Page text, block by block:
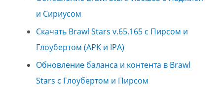
и Сириусом
Скачать Brawl Stars v.65.165 с Пирсом и
Глоубертом (APK и IPA)
Обновление баланса и контента в Brawl
Stars с Глоубертом и Пирсом